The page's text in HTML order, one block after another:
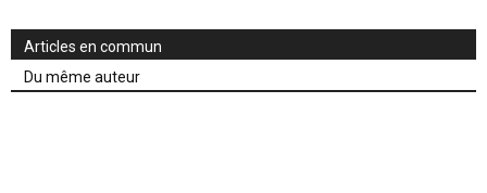
Articles en commun
Du même auteur